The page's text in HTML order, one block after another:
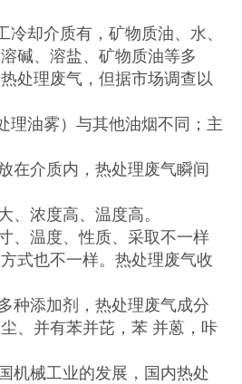
却介质有，矿物质油、水、
碱、溶盐、矿物质油等多
处理废气，但据市场调查以
理油雾）与其他油烟不同；主
在介质内，热处理废气瞬间
、浓度高、温度高。
、温度、性质、采取不一样
式也不一样。热处理废气收
种添加剂，热处理废气成分
、并有苯并芘，苯 并蒽，咔
机械工业的发展，国内热处